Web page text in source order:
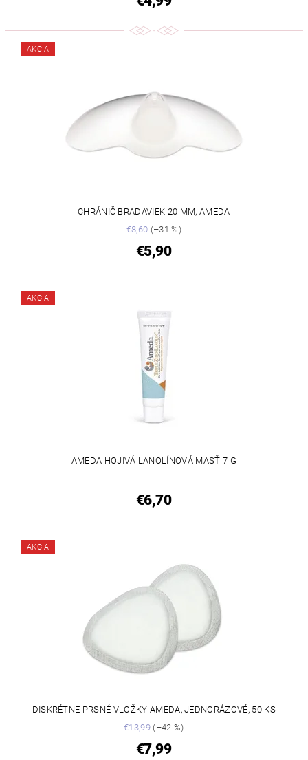
AKCIA
CHRÁNIČ BRADAVIEK 20 MM, AMEDA
€8,60(–31 %)
€5,90
AKCIA
AMEDA HOJIVÁ LANOLÍNOVÁ MASŤ 7 G
€6,70
AKCIA
DISKRÉTNE PRSNÉ VLOŽKY AMEDA, JEDNORÁZOVÉ, 50 KS
€13,99(–42 %)
€7,99